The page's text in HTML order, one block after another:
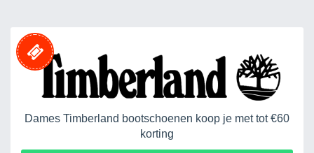
Dames Timberland bootschoenen koop je met tot €60
korting